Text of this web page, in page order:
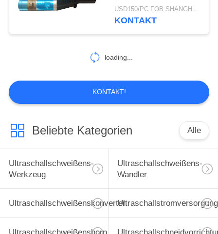
Ultraschallspray-
16
15
Wandler der hohen
Leistung 4200W
USD150/PC FOB SHANGHAI MOQ:1pcs
KONTAKT
loading...
KONTAKT!
Beliebte Kategorien Alle
Ultraschallschweißens-
Werkzeug
Ultraschallschweißens-
Wandler
UltraschallschweißenskonverterUltraschallstromversorgung